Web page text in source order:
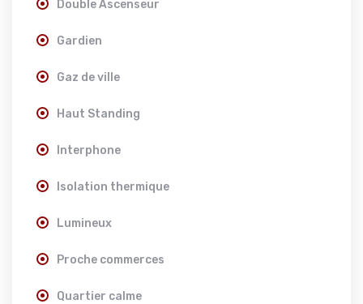
Double Ascenseur
Gardien
Gaz de ville
Haut Standing
Interphone
Isolation thermique
Lumineux
Proche commerces
Quartier calme